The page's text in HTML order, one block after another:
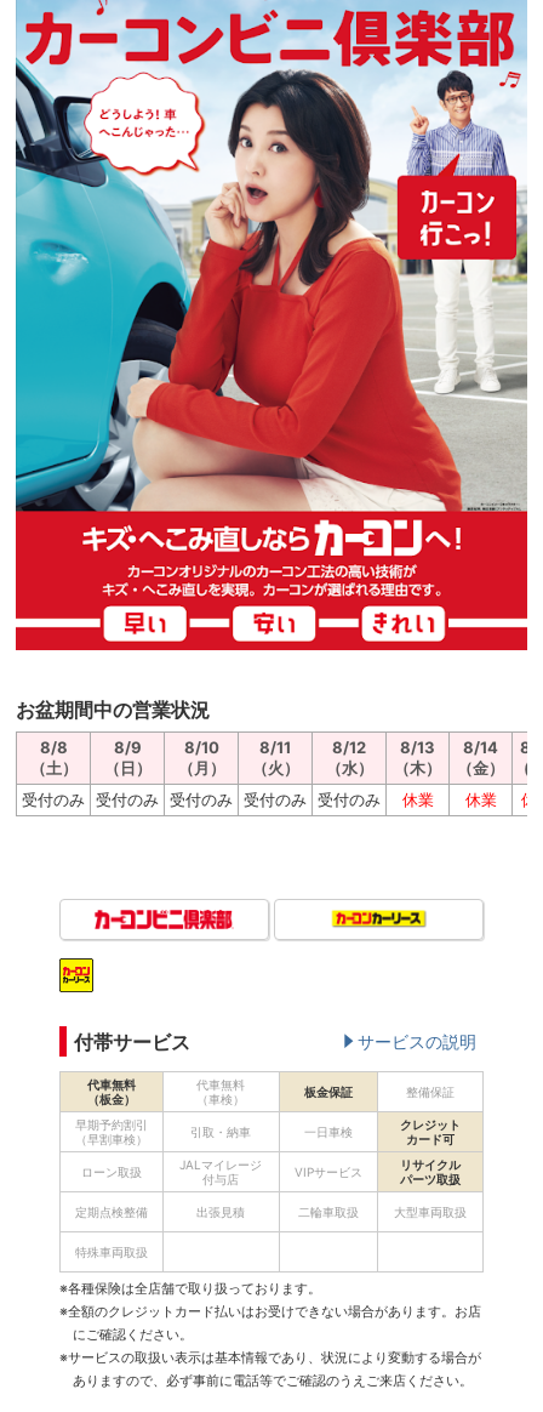
お盆期間中の営業状況
8/8
（土）
8/9
（日）
8/10
（月）
8/11
（火）
8/12
（水）
8/13
（木）
8/14
（金）
8/
(
受付のみ 受付のみ 受付のみ 受付のみ 受付のみ 休業 休業 休
付帯サービス サービスの説明
代車無料
（板金）
代車無料
（車検）
板金保証 整備保証
早期予約割引
（早割車検）
引取・納車 一日車検
クレジット
カード可
ローン取扱
JALマイレージ
付与店
VIPサービス
リサイクル
パーツ取扱
定期点検整備 出張見積 二輪車取扱 大型車両取扱
特殊車両取扱
※各種保険は全店舗で取り扱っております。
※全額のクレジットカード払いはお受けできない場合があります。お店
にご確認ください。
※サービスの取扱い表示は基本情報であり、状況により変動する場合が
ありますので、必ず事前に電話等でご確認のうえご来店ください。